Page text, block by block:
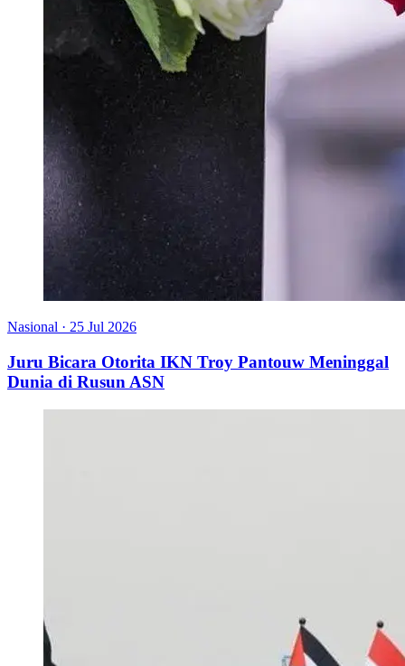
Nasional · 25 Jul 2026
Juru Bicara Otorita IKN Troy Pantouw Meninggal
Dunia di Rusun ASN